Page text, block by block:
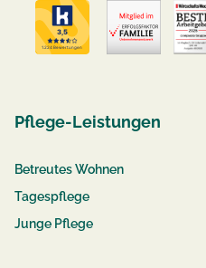
Pflege-Leistungen
Betreutes Wohnen
Tagespflege
Junge Pflege